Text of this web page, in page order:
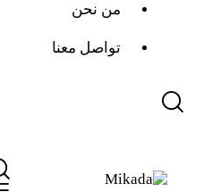
من نحن
تواصل معنا